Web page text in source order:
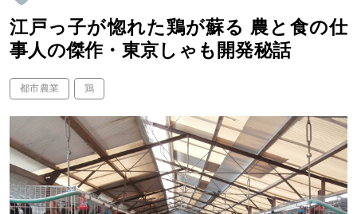
江戸っ子が惚れた鶏が蘇る 農と食の仕
事人の傑作・東京しゃも開発秘話
都市農業 鶏